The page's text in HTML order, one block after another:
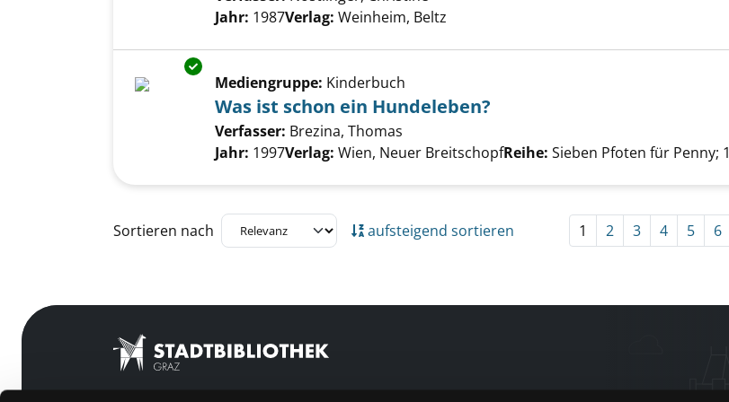
Jahr: 1987Verlag: Weinheim, Beltz
Exemplar-Details von Was ist schon ein Hundeleben? anzeigen
Mediengruppe: Kinderbuch
Was ist schon ein Hundeleben?
Verfasser: Brezina, Thomas
Jahr: 1997Verlag: Wien, Neuer BreitschopfReihe: Sieben Pfoten für Penny; 1
Zu den Suchfiltern springen
Sortieren nach aufsteigend sortieren 1 2 3 4 5 6